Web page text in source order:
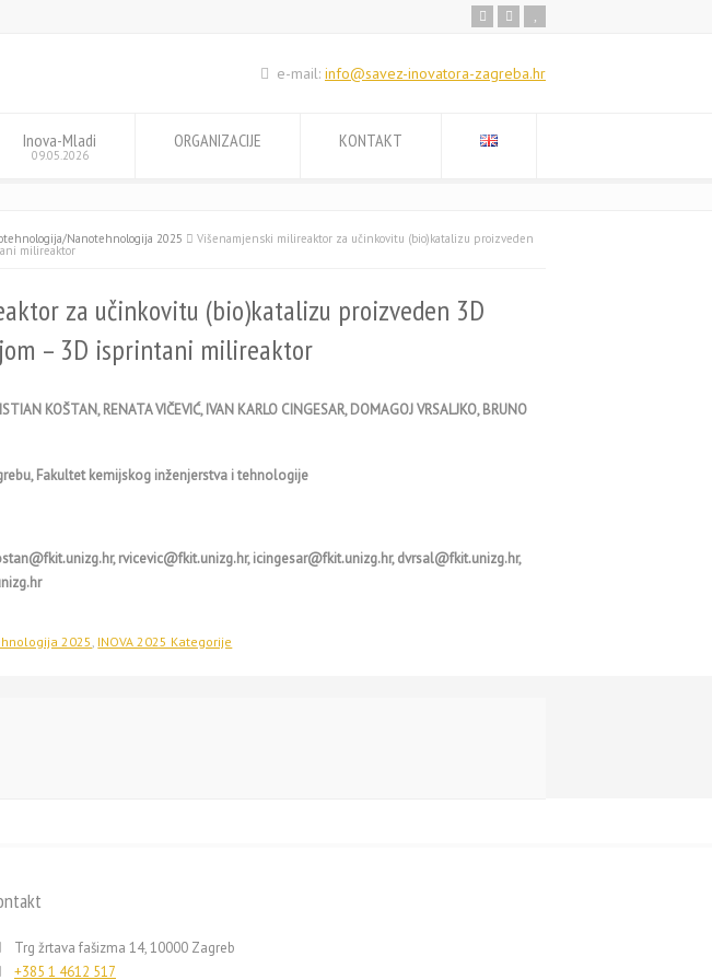
e-mail: info@savez-inovatora-zagreba.hr
Inova-Mladi
09.05.2026
ORGANIZACIJE KONTAKT
Nanotehnologija 2025 Višenamjenski milireaktor za učinkovitu (bio)katalizu proizveden
milireaktor
za učinkovitu (bio)katalizu proizveden 3D
– 3D isprintani milireaktor
KOŠTAN, RENATA VIČEVIĆ, IVAN KARLO CINGESAR, DOMAGOJ VRSALJKO, BRUNO
Fakultet kemijskog inženjerstva i tehnologije
rvicevic@fkit.unizg.hr, icingesar@fkit.unizg.hr, dvrsal@fkit.unizg.hr,
2025, INOVA 2025 Kategorije
Trg žrtava fašizma 14, 10000 Zagreb
+385 1 4612 517